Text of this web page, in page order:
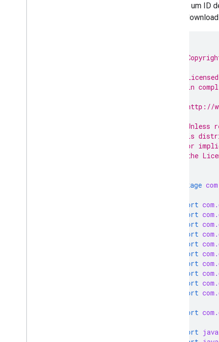
para um ID
de
*
*
* in
* http://
* Unless
* is
* or
* the
package
import
import
import
import
import
import
import
import
import
import
import
import